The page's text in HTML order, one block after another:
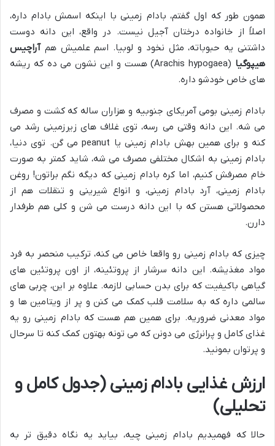
همون طور که اول گفتم، بادام زمینی با اینکه اسمش بادام داره،
اصلاً از خانواده درختان آجیل نیست. در واقع، این دانه دوست
داشتنی یه حبوباته، مثل نخود و لوبیا. اسم علمیش همآراچیس
هیپوگیا
(Arachis hypogaea) هست و این نشون می ده که ریشه
های خاص خودشو داره.
بادام زمینی بومی آمریکای جنوبیه و هزاران ساله که کشت و مصرف
می شه. این دانه وقتی می رسه، توی غلاف های زیرزمینی رشد می
کنه و برای همین بهش بادام زمینی یا peanut می گن. توی دنیا،
بادام زمینی به اشکال مختلفی مصرف می شه، شاید کمتر به صورت
خام مصرفش کنیم، اما کره بادام زمینی که دیگه نگم براتون! روغن
بادام زمینی، آرد بادام زمینی، و انواع شیرینی و تنقلات هم از
محصولاتی هستن که با این دانه درست می شن و کلی هم طرفدار
دارن.
چیزی که بادام زمینی رو واقعا خاص می کنه، ترکیب منحصر به فرد
مواد مغذیشه. این دانه سرشار از پروتئینه، از اون پروتئین های
گیاهی باکیفیت که برای بدن حسابی لازمه. علاوه بر این، چربی های
سالمی داره که به سلامت قلب کمک می کنن و پر از ویتامین ها و
مواد معدنی ضروریه. برای همین هم هست که بادام زمینی رو یه
غذای کامل و پرانرژی می دونن که می تونه بهتون کمک کنه تا سرحال
و پرتوان بمونید.
ارزش غذایی بادام زمینی (جدول کامل و
تحلیلی)
حالا که فهمیدیم بادام زمینی چیه، بیاید یه نگاه دقیق تر به